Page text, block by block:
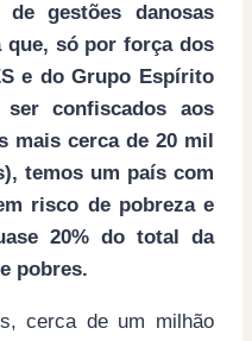
gestões danosas
que, só por força dos
e do Grupo Espírito
confiscados aos
mais cerca de 20 mil
temos um país com
risco de pobreza e
20% do total da
pobres.
cerca de um milhão